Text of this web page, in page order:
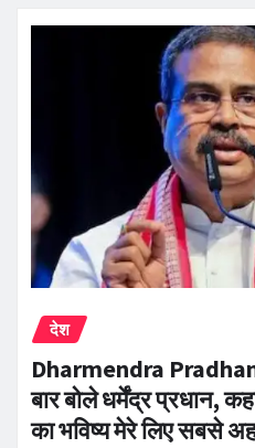
देश
Dharmendra
बार बोले धर्मेंद्र प्रधान,
का भविष्य मेरे लिए सबसे